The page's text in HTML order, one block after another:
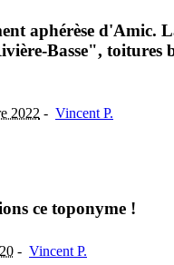
aphérèse d'Amic.
Basse", toitures
2022 - Vincent P.
ce toponyme !
- Vincent P.